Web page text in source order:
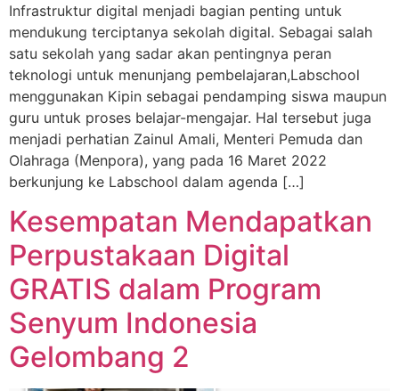
Infrastruktur digital menjadi bagian penting untuk
mendukung terciptanya sekolah digital. Sebagai salah
satu sekolah yang sadar akan pentingnya peran
teknologi untuk menunjang pembelajaran,Labschool
menggunakan Kipin sebagai pendamping siswa maupun
guru untuk proses belajar-mengajar. Hal tersebut juga
menjadi perhatian Zainul Amali, Menteri Pemuda dan
Olahraga (Menpora), yang pada 16 Maret 2022
berkunjung ke Labschool dalam agenda […]
Kesempatan Mendapatkan
Perpustakaan Digital
GRATIS dalam Program
Senyum Indonesia
Gelombang 2